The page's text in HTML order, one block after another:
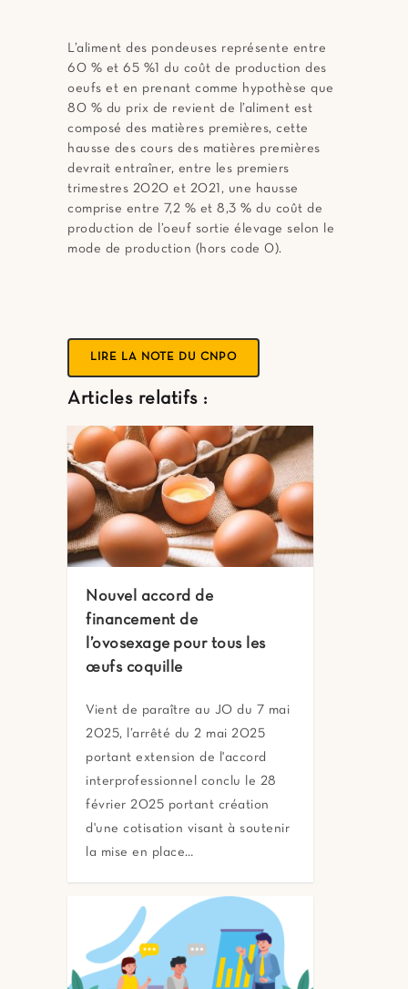
L’aliment des pondeuses représente entre
60 % et 65 %1 du coût de production des
oeufs et en prenant comme hypothèse que
80 % du prix de revient de l’aliment est
composé des matières premières, cette
hausse des cours des matières premières
devrait entraîner, entre les premiers
trimestres 2020 et 2021, une hausse
comprise entre 7,2 % et 8,3 % du coût de
production de l’oeuf sortie élevage selon le
mode de production (hors code 0).
LIRE LA NOTE DU CNPO
Articles relatifs :
Nouvel accord de
financement de
l’ovosexage pour tous les
œufs coquille
Vient de paraître au JO du 7 mai
2025, l’arrêté du 2 mai 2025
portant extension de l'accord
interprofessionnel conclu le 28
février 2025 portant création
d'une cotisation visant à soutenir
la mise en place…